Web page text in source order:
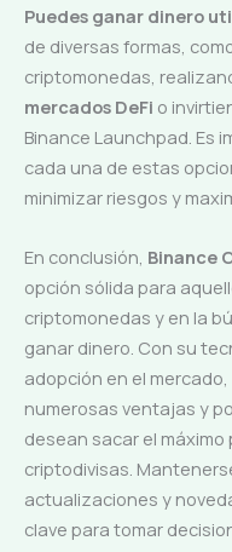
Puedes ganar dinero
de diversas formas,
criptomonedas,
mercados DeFi o
Binance Launchpad. Es
cada una de estas
minimizar riesgos y
En conclusión, Binance
opción sólida para
criptomonedas y en la
ganar dinero. Con su
adopción en el
numerosas ventajas y
desean sacar el
criptodivisas.
actualizaciones y
clave para tomar